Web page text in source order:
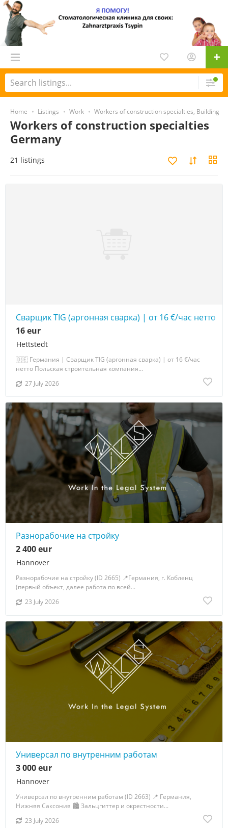
Home Listings Work Workers of construction specialties, Building
Workers of construction specialties
Germany
21 listings
Сварщик TIG (аргонная сварка) | от 16 €/час нетто
Hettstedt
16 eur
🇩🇪 Германия | Сварщик TIG (аргонная сварка) | от 16 €/час
нетто Польская строительная компания...
27 July 2026
Разнорабочие на стройку
Hannover
2 400 eur
Разнорабочие на стройку (ID 2665) 📍Германия, г. Кобленц
(первый объект, далее работа по всей...
23 July 2026
Универсал по внутренним работам
Hannover
3 000 eur
Универсал по внутренним работам (ID 2663) 📍 Германия,
Нижняя Саксония 🏙 Зальцгиттер и окрестности...
23 July 2026